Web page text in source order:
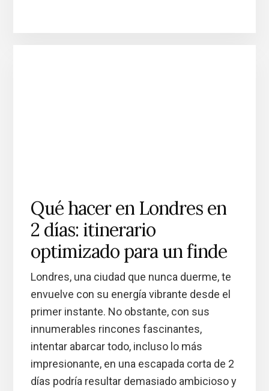
Qué hacer en Londres en
2 días: itinerario
optimizado para un finde
Londres, una ciudad que nunca duerme, te
envuelve con su energía vibrante desde el
primer instante. No obstante, con sus
innumerables rincones fascinantes,
intentar abarcar todo, incluso lo más
impresionante, en una escapada corta de 2
días podría resultar demasiado ambicioso y